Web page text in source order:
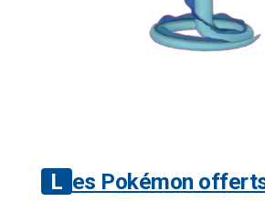
Les Pokémon